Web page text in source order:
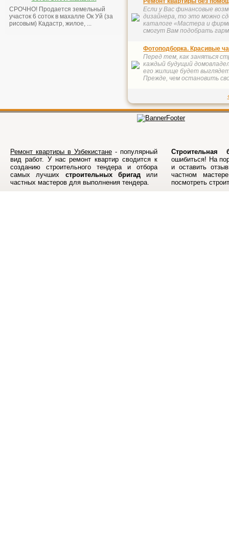
СРОЧНО! Продается земельный
участок 6 соток в махалле Ок Уй (за
рисовым) Кадастр, жилое, ...
Если у Вас финансовые
дизайнера, то это можно
каталоге «Мастера и
смогут Вам подобрать
Фотоподборка. Красивые
Перед тем, как заняться
каждый будущий
его жилище будет
Прежде, чем остановить
Ремонт квартиры в Узбекистане - популярный
вид работ. У нас ремонт квартир сводится к
созданию строительного тендера и отбора
самых лучших строительных бригадили
частных мастеров для выполнения тендера.
Строительная
ошибиться! На
и оставить
частном
посмотреть